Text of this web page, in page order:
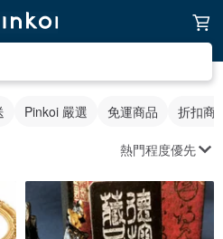
Pinkoi 嚴選 免運商品 折扣商
熱門程度優先